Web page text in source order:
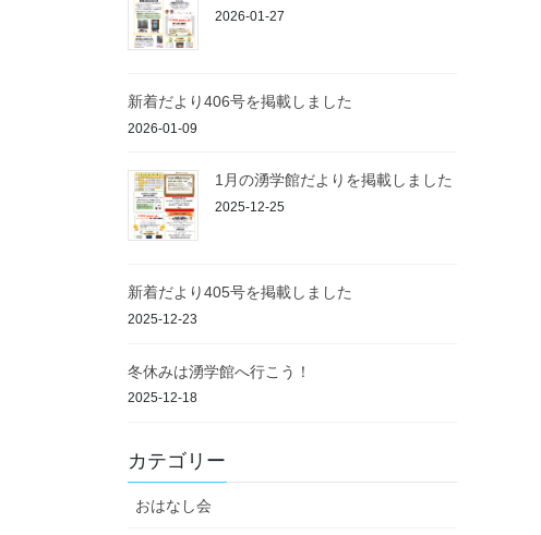
2026-01-27
新着だより406号を掲載しました
2026-01-09
1月の湧学館だよりを掲載しました
2025-12-25
新着だより405号を掲載しました
2025-12-23
冬休みは湧学館へ行こう！
2025-12-18
カテゴリー
おはなし会